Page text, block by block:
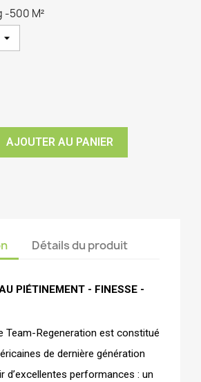
-500 M²
AJOUTER AU PANIER
Détails du produit
PIÉTINEMENT - FINESSE -
Team-Regeneration est constitué
de dernière génération
d’excellentes performances : un